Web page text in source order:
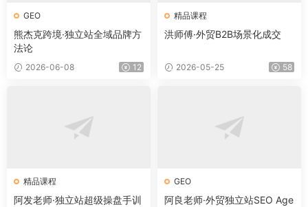
GEO
熊杰克跨境·独立站全域品牌方
法论
2026-06-08 12
精品课程
洪师傅·外贸B2B场景化成交
2026-05-25 58
精品课程
阿发老师·独立站超级操盘手训
GEO
阿良老师·外贸独立站SEO Age